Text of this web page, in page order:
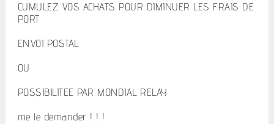
CUMULEZ VOS ACHATS POUR DIMINUER LES FRAIS DE
PORT
ENVOI POSTAL
OU
POSSIBILITEE PAR MONDIAL RELAY
me le demander ! ! !